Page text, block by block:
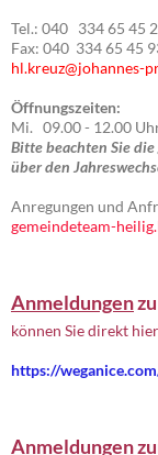
Tel.: 040 334 65 45
Fax: 040 334 65 45
hl.kreuz@johannes-
Öffnungszeiten:
Mi. 09.00 - 12.00
Bitte beachten Sie die
über den
Anregungen und
gemeindeteam-
Anmeldungen
können Sie direkt
https://
Anmeldungen